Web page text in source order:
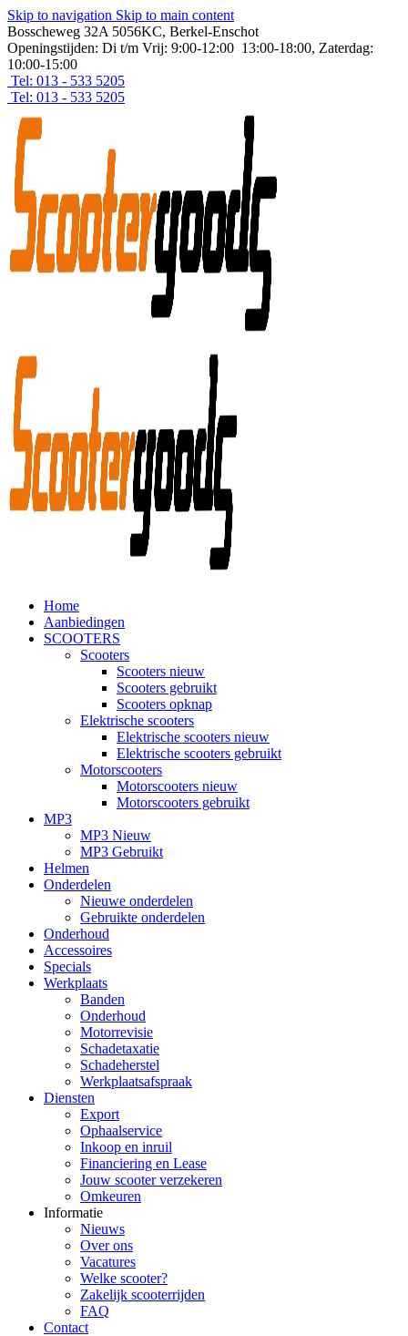
Skip to navigation Skip to main content
Bosscheweg 32A 5056KC, Berkel-Enschot
Openingstijden: Di t/m Vrij: 9:00-12:00 13:00-18:00, Zaterdag:
10:00-15:00
Tel: 013 - 533 5205
Tel: 013 - 533 5205
Home
Aanbiedingen
SCOOTERS
Scooters
Scooters nieuw
Scooters gebruikt
Scooters opknap
Elektrische scooters
Elektrische scooters nieuw
Elektrische scooters gebruikt
Motorscooters
Motorscooters nieuw
Motorscooters gebruikt
MP3
MP3 Nieuw
MP3 Gebruikt
Helmen
Onderdelen
Nieuwe onderdelen
Gebruikte onderdelen
Onderhoud
Accessoires
Specials
Werkplaats
Banden
Onderhoud
Motorrevisie
Schadetaxatie
Schadeherstel
Werkplaatsafspraak
Diensten
Export
Ophaalservice
Inkoop en inruil
Financiering en Lease
Jouw scooter verzekeren
Omkeuren
Informatie
Nieuws
Over ons
Vacatures
Welke scooter?
Zakelijk scooterrijden
FAQ
Contact